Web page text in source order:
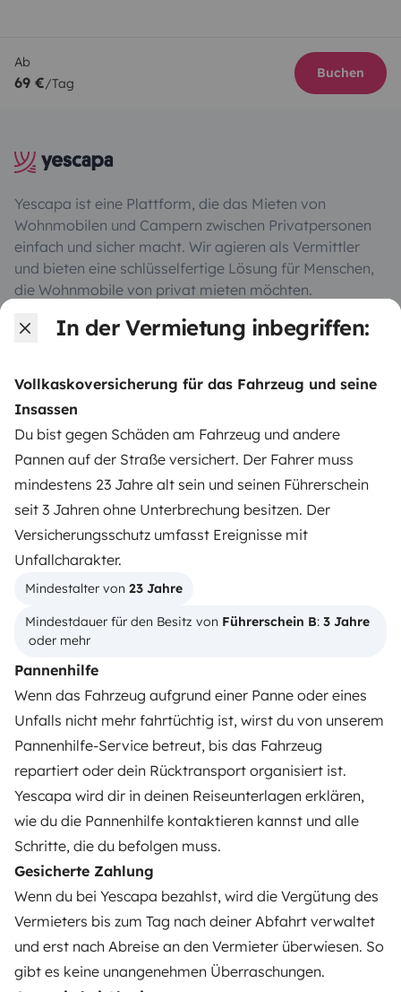
In der Vermietung inbegriffen:
Vollkaskoversicherung für das Fahrzeug und seine
Insassen
Du bist gegen Schäden am Fahrzeug und andere
Pannen auf der Straße versichert. Der Fahrer muss
mindestens 23 Jahre alt sein und seinen Führerschein
seit 3 Jahren ohne Unterbrechung besitzen. Der
Versicherungsschutz umfasst Ereignisse mit
Unfallcharakter.
Mindestalter von 23 Jahre
Mindestdauer für den Besitz von Führerschein B: 3 Jahre
oder mehr
Pannenhilfe
Wenn das Fahrzeug aufgrund einer Panne oder eines
Unfalls nicht mehr fahrtüchtig ist, wirst du von unserem
Pannenhilfe-Service betreut, bis das Fahrzeug
repartiert oder dein Rücktransport organisiert ist.
Yescapa wird dir in deinen Reiseunterlagen erklären,
wie du die Pannenhilfe kontaktieren kannst und alle
Schritte, die du befolgen muss.
Gesicherte Zahlung
Wenn du bei Yescapa bezahlst, wird die Vergütung des
Vermieters bis zum Tag nach deiner Abfahrt verwaltet
und erst nach Abreise an den Vermieter überwiesen. So
gibt es keine unangenehmen Überraschungen.
Ab
69 €/Tag
Buchen
Yescapa ist eine Plattform, die das Mieten von
Wohnmobilen und Campern zwischen Privatpersonen
einfach und sicher macht. Wir agieren als Vermittler
und bieten eine schlüsselfertige Lösung für Menschen,
die Wohnmobile von privat mieten möchten.
Note 4.55/5 von 208 Kundenbewertungen auf Trusted
Instagram
X
WOHNMOBIL MIETEN
Wie funktionierts?
Wohnmobil mieten
Deine ersten Schritte mit dem Wohnmobil
Die Bewertungen unserer User
Hilfe für Mieter
VERMIETER
Wohnmobil vermieten
Mietvertrag
Mietversicherung
Mietpannenhilfe
Hilfe für Vermieter